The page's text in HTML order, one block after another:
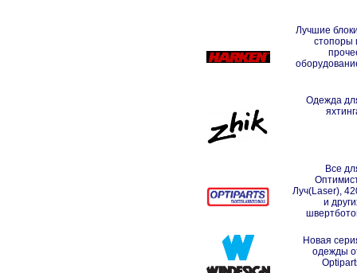
Лучшие
стопоры
Одежда
Все
Луч(Laser),
и
Новая
одежды